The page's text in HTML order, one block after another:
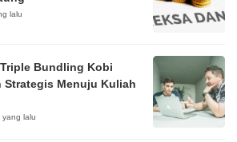
lalu
Bundling Kobi
Menuju Kuliah
yang lalu